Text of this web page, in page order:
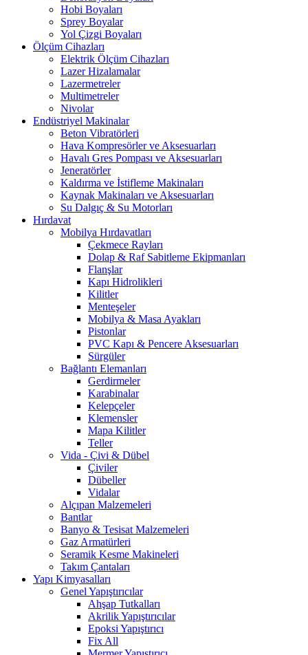
Hobi Boyaları
Sprey Boyalar
Yol Çizgi Boyaları
Ölçüm Cihazları
Elektrik Ölçüm Cihazları
Lazer Hizalamalar
Lazermetreler
Multimetreler
Nivolar
Endüstriyel Makinalar
Beton Vibratörleri
Hava Kompresörler ve Aksesuarları
Havalı Gres Pompası ve Aksesuarları
Jeneratörler
Kaldırma ve İstifleme Makinaları
Kaynak Makinaları ve Aksesuarları
Su Dalgıç & Su Motorları
Hırdavat
Mobilya Hırdavatları
Çekmece Rayları
Dolap & Raf Sabitleme Ekipmanları
Flanşlar
Kapı Hidrolikleri
Kilitler
Menteşeler
Mobilya & Masa Ayakları
Pistonlar
PVC Kapı & Pencere Aksesuarları
Sürgüler
Bağlantı Elemanları
Gerdirmeler
Karabinalar
Kelepçeler
Klemensler
Mapa Kilitler
Teller
Vida - Çivi & Dübel
Çiviler
Dübeller
Vidalar
Alçıpan Malzemeleri
Bantlar
Banyo & Tesisat Malzemeleri
Gaz Armatürleri
Seramik Kesme Makineleri
Takım Çantaları
Yapı Kimyasalları
Genel Yapıştırıcılar
Ahşap Tutkalları
Akrilik Yapıştırıcılar
Epoksi Yapıştırıcı
Fix All